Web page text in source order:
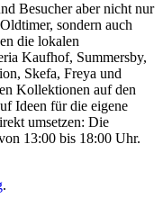
Besucher aber nicht nur
sondern auch
die lokalen
Kaufhof, Summersby,
Skefa, Freya und
Kollektionen auf den
Ideen für die eigene
umsetzen: Die
13:00 bis 18:00 Uhr.
.